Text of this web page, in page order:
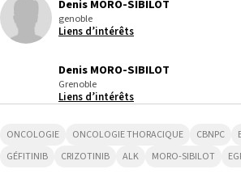
Denis MORO-SIBILOT
genoble
Liens d’intérêts
Denis MORO-SIBILOT
Grenoble
Liens d’intérêts
ONCOLOGIE ONCOLOGIE THORACIQUE CBNPC
GÉFITINIB
CRIZOTINIB ALK MORO-SIBILOT